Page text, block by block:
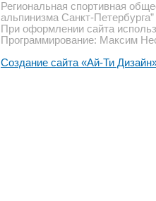
Региональная спортивная
альпинизма Санкт-Петербурга”
При оформлении сайта
Программирование: Максим
Создание сайта «Ай-Ти